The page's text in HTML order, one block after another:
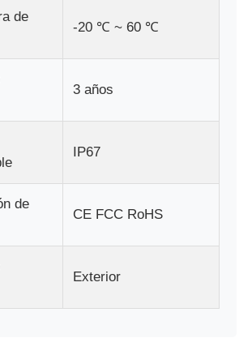
de
-20 ℃ ~ 60 ℃
3 años
IP67
de
CE FCC RoHS
Exterior